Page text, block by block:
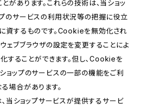
があります。これらの技術は、当ショッ
のサービスの利用状況等の把握に役立
資するものです。Cookieを無効化され
ェブブラウザの設定を変更することによ
することができます。但し、Cookieを
ョップのサービスの一部の機能をご利
場合があります。
、当ショップサービスが提供するサービ